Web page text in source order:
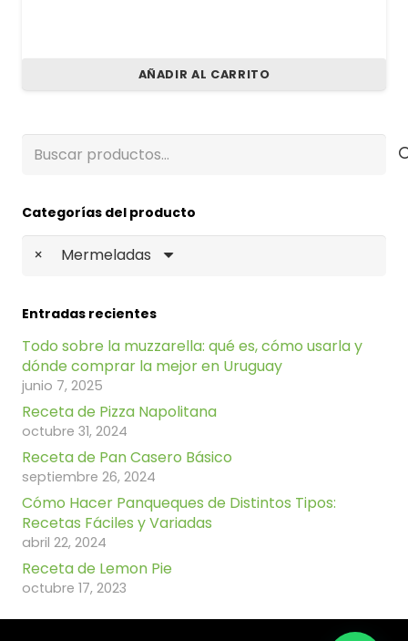
AÑADIR AL CARRITO
Buscar
Categorías del producto
× Mermeladas
Entradas recientes
Todo sobre la muzzarella: qué es, cómo usarla y
dónde comprar la mejor en Uruguay
junio 7, 2025
Receta de Pizza Napolitana
octubre 31, 2024
Receta de Pan Casero Básico
septiembre 26, 2024
Cómo Hacer Panqueques de Distintos Tipos:
Recetas Fáciles y Variadas
abril 22, 2024
Receta de Lemon Pie
octubre 17, 2023